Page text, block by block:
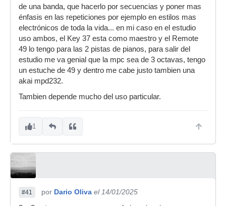
de una banda, que hacerlo por secuencias y poner mas
énfasis en las repeticiones por ejemplo en estilos mas
electrónicos de toda la vida... en mi caso en el estudio
uso ambos, el Key 37 esta como maestro y el Remote
49 lo tengo para las 2 pistas de pianos, para salir del
estudio me va genial que la mpc sea de 3 octavas, tengo
un estuche de 49 y dentro me cabe justo tambien una
akai mpd232.
Tambien depende mucho del uso particular.
1
#41 por Dario Oliva el 14/01/2025